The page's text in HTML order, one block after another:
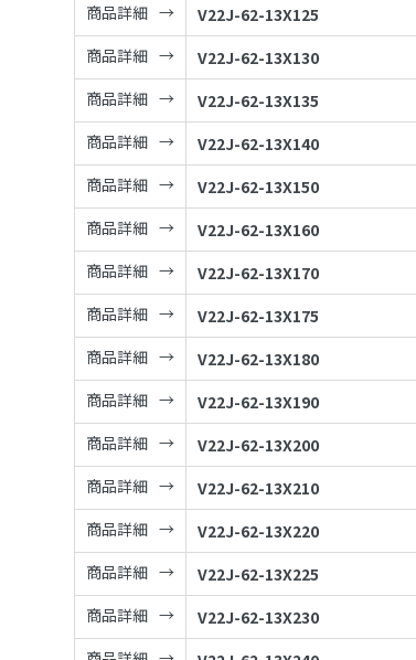
商品詳細
V22J-62-13X125
商品詳細
V22J-62-13X130
商品詳細
V22J-62-13X135
商品詳細
V22J-62-13X140
商品詳細
V22J-62-13X150
商品詳細
V22J-62-13X160
商品詳細
V22J-62-13X170
商品詳細
V22J-62-13X175
商品詳細
V22J-62-13X180
商品詳細
V22J-62-13X190
商品詳細
V22J-62-13X200
商品詳細
V22J-62-13X210
商品詳細
V22J-62-13X220
商品詳細
V22J-62-13X225
商品詳細
V22J-62-13X230